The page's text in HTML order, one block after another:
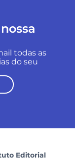
todas as
do seu
Editorial